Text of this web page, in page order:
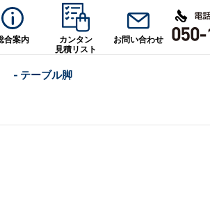
合案内
カンタン
見積リスト
お問い合わせ
- テーブル脚